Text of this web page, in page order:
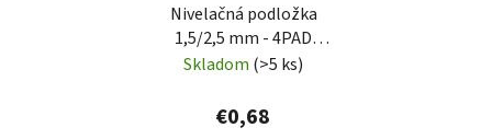
Nivelačná podložka
1,5/2,5 mm - 4PAD
(BEDESTAL) LUCKY
Skladom (>5 ks)
€0,68